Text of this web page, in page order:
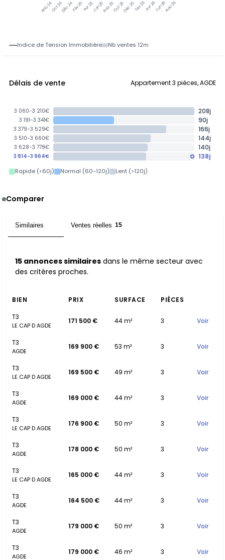
Aoû 24Oct 24Déc 24Fév 25Avr 25Jun 25Aoû 25Oct 25Déc 25Fév 26Avr 26Jun 26Aoû 26
Indice de Tension Immobilière Nb ventes 12m
Délais de vente Appartement 3 pièces, AGDE
3 060-3 210€ 208j
3 191-3 341€ 90j
3 379-3 529€ 166j
3 510-3 660€ 144j
3 628-3 778€ 140j
3 814-3 964€ 138j
Rapide (<60j) Normal (60-120j) Lent (>120j)
Comparer
Similaires Ventes réelles 15
15 annonces similaires dans le même secteur avec
des critères proches.
BIEN PRIX SURFACE
PIÈCES
T3
LE CAP D AGDE
171 500 € 44 m² 3 Voir
T3
AGDE
169 900 € 53 m² 3 Voir
T3
LE CAP D AGDE
169 500 € 49 m² 3 Voir
T3
AGDE
169 000 € 44 m² 3 Voir
T3
LE CAP D AGDE
176 900 € 50 m² 3 Voir
T3
AGDE
178 000 € 50 m² 3 Voir
T3
LE CAP D AGDE
165 000 € 44 m² 3 Voir
T3
AGDE
164 500 € 44 m² 3 Voir
T3
AGDE
179 000 € 50 m² 3 Voir
T3
AGDE
179 000 € 46 m² 3 Voir